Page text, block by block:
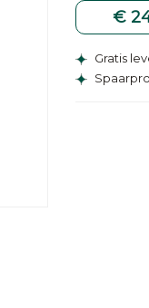
€
Gratis